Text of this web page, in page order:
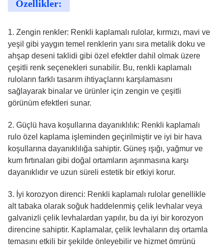
Özellikler:
1. Zengin renkler: Renkli kaplamalı rulolar, kırmızı, mavi ve
yeşil gibi yaygın temel renklerin yanı sıra metalik doku ve
ahşap deseni taklidi gibi özel efektler dahil olmak üzere
çeşitli renk seçenekleri sunabilir. Bu, renkli kaplamalı
ruloların farklı tasarım ihtiyaçlarını karşılamasını
sağlayarak binalar ve ürünler için zengin ve çeşitli
görünüm efektleri sunar.
2. Güçlü hava koşullarına dayanıklılık: Renkli kaplamalı
rulo özel kaplama işleminden geçirilmiştir ve iyi bir hava
koşullarına dayanıklılığa sahiptir. Güneş ışığı, yağmur ve
kum fırtınaları gibi doğal ortamların aşınmasına karşı
dayanıklıdır ve uzun süreli estetik bir etkiyi korur.
3. İyi korozyon direnci: Renkli kaplamalı rulolar genellikle
alt tabaka olarak soğuk haddelenmiş çelik levhalar veya
galvanizli çelik levhalardan yapılır, bu da iyi bir korozyon
direncine sahiptir. Kaplamalar, çelik levhaların dış ortamla
temasını etkili bir şekilde önleyebilir ve hizmet ömrünü